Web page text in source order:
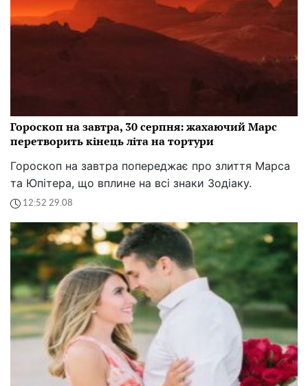
Гороскоп на завтра, 30 серпня: жахаючий Марс
перетворить кінець літа на тортури
Гороскоп на завтра попереджає про злиття Марса
та Юпітера, що вплине на всі знаки Зодіаку.
12:52 29.08